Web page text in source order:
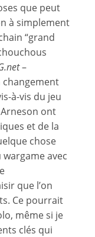
que peut
à simplement
“grand
–
à-vis du jeu
ont
et de la
chose
avec
que l’on
Ce pourrait
même si je
clés qui